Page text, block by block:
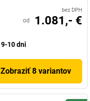
bez DPH
od 1.081,- €
9-10 dni
Zobraziť 8 variantov